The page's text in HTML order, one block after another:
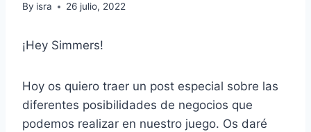
By isra 26 julio, 2022
¡Hey Simmers!
Hoy os quiero traer un post especial sobre las
diferentes posibilidades de negocios que
podemos realizar en nuestro juego. Os daré